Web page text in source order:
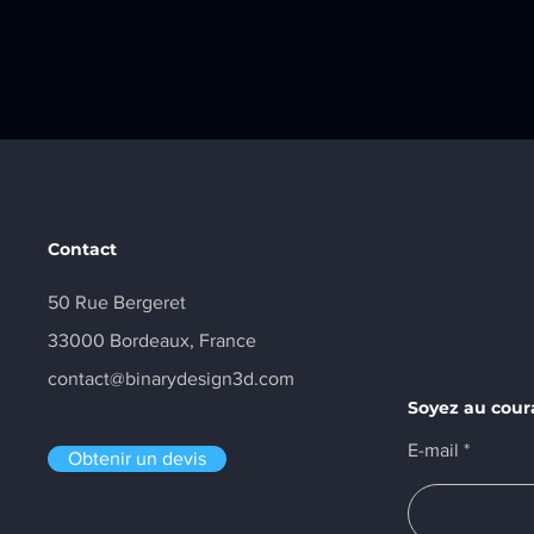
Contact
50 Rue Bergeret
33000 Bordeaux, France
contact@binarydesign3d.com
Obtenir un devis
Soyez au
E-mail